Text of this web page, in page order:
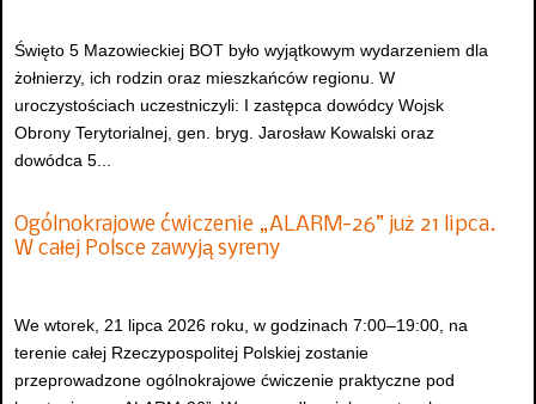
Święto 5 Mazowieckiej BOT było wyjątkowym wydarzeniem dla
żołnierzy, ich rodzin oraz mieszkańców regionu. W
uroczystościach uczestniczyli: I zastępca dowódcy Wojsk
Obrony Terytorialnej, gen. bryg. Jarosław Kowalski oraz
dowódca 5...
Ogólnokrajowe ćwiczenie „ALARM-26” już 21 lipca.
W całej Polsce zawyją syreny
We wtorek, 21 lipca 2026 roku, w godzinach 7:00–19:00, na
terenie całej Rzeczypospolitej Polskiej zostanie
przeprowadzone ogólnokrajowe ćwiczenie praktyczne pod